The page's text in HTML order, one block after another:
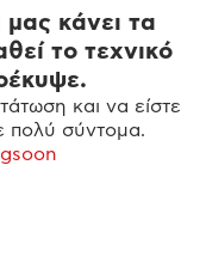
κάνει τα
το τεχνικό
και να είστε
πολύ σύντομα.